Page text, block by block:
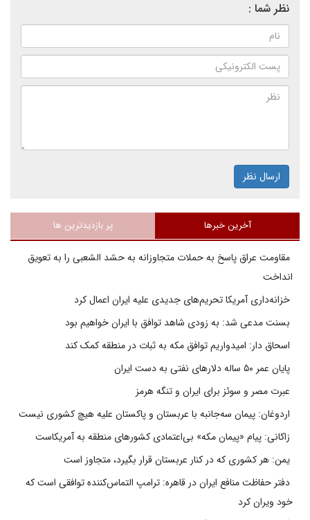
نظر شما :
ارسال نظر
آخرین خبرها پر بازدیدترین ها
مقاومت عراق پاسخ به حملات متجاوزانه به حشد الشعبی را به تعویق
انداخت
خزانه‌داری آمریکا تحریم‌های جدیدی علیه ایران اعمال کرد
بسنت مدعی شد: به زودی شاهد توافق با ایران خواهیم بود
اسحاق دار: امیدواریم توافق مکه به ثبات در منطقه کمک کند
پایان عمر ۵۰ ساله دلارهای نفتی به دست ایران
عبرت مصر و سوئز برای ایران و تنگه هرمز
اردوغان: پیمان سه‌جانبه با عربستان و پاکستان علیه هیچ کشوری نیست
زاکانی: پیام «پیمان مکه» بی‌اعتمادی کشورهای منطقه به آمریکاست
یمن: هر کشوری که در کنار عربستان قرار بگیرد، متجاوز است
دفتر حفاظت منافع ایران در قاهره: ترامپ التماس‌کننده توافقی است که
خود ویران کرد